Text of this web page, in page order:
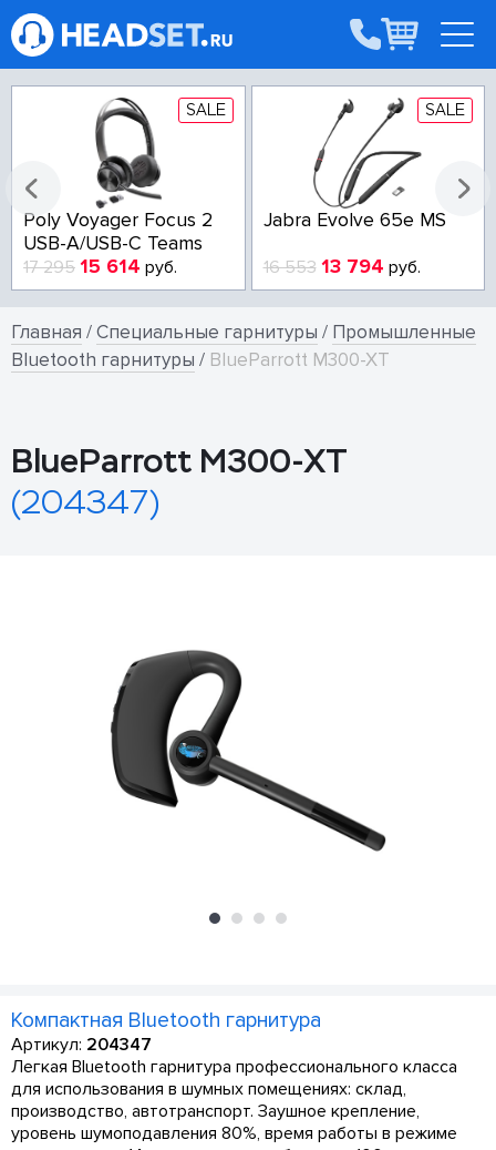
SALE
Poly Voyager Focus 2
USB-A/USB-C Teams
17 295 15 614 руб.
SALE
Jabra Evolve 65e MS
16 553 13 794 руб.
Главная /Специальные гарнитуры / Промышленные
Bluetooth гарнитуры / BlueParrott M300-XT
BlueParrott M300-XT
(204347)
Компактная Bluetooth гарнитура
Артикул: 204347
Легкая Bluetooth гарнитура профессионального класса
для использования в шумных помещениях: склад,
производство, автотранспорт. Заушное крепление,
уровень шумоподавления 80%, время работы в режиме